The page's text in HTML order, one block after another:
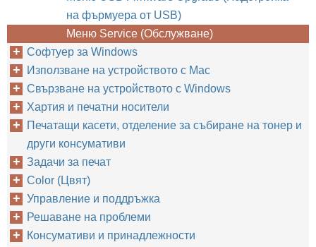
на фърмуера от USB)
Меню Service (Обслужване)
Софтуер за Windows
Използване на устройството с Mac
Свързване на устройството с Windows
Хартия и печатни носители
Печатащи касети, отделение за събиране на тонер и
други консумативи
Задачи за печат
Color (Цвят)
Управление и поддръжка
Решаване на проблеми
Консумативи и принадлежности